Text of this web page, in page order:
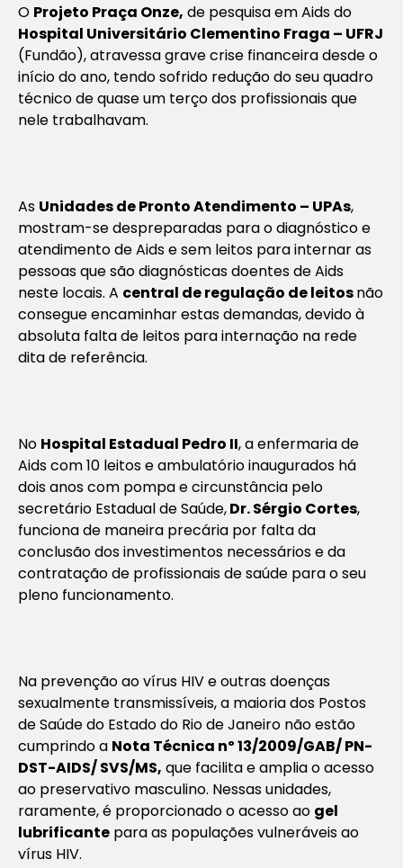
O Projeto Praça Onze, de pesquisa em Aids do
Hospital Universitário Clementino Fraga – UFRJ
(Fundão), atravessa grave crise financeira desde o
início do ano, tendo sofrido redução do seu quadro
técnico de quase um terço dos profissionais que
nele trabalhavam.
As Unidades de Pronto Atendimento – UPAs,
mostram-se despreparadas para o diagnóstico e
atendimento de Aids e sem leitos para internar as
pessoas que são diagnósticas doentes de Aids
neste locais. A central de regulação de leitosnão
consegue encaminhar estas demandas, devido à
absoluta falta de leitos para internação na rede
dita de referência.
No Hospital Estadual Pedro II, a enfermaria de
Aids com 10 leitos e ambulatório inaugurados há
dois anos com pompa e circunstância pelo
secretário Estadual de Saúde,Dr. Sérgio Cortes,
funciona de maneira precária por falta da
conclusão dos investimentos necessários e da
contratação de profissionais de saúde para o seu
pleno funcionamento.
Na prevenção ao vírus HIV e outras doenças
sexualmente transmissíveis, a maioria dos Postos
de Saúde do Estado do Rio de Janeiro não estão
cumprindo a Nota Técnica nº 13/2009/GAB/ PN-
DST-AIDS/ SVS/MS, que facilita e amplia o acesso
ao preservativo masculino. Nessas unidades,
raramente, é proporcionado o acesso ao gel
lubrificante para as populações vulneráveis ao
vírus HIV.